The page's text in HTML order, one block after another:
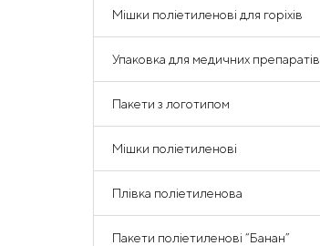
Мішки поліетиленові для горіхів
Упаковка для медичних препаратів
Пакети з логотипом
Мішки поліетиленові
Плівка поліетиленова
Пакети поліетиленові “Банан”